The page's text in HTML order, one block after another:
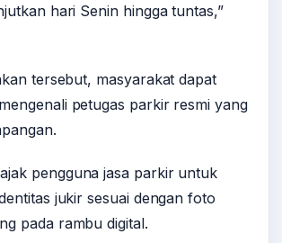
hari Senin hingga tuntas,”
tersebut, masyarakat dapat
petugas parkir resmi yang
pengguna jasa parkir untuk
jukir sesuai dengan foto
pada rambu digital.